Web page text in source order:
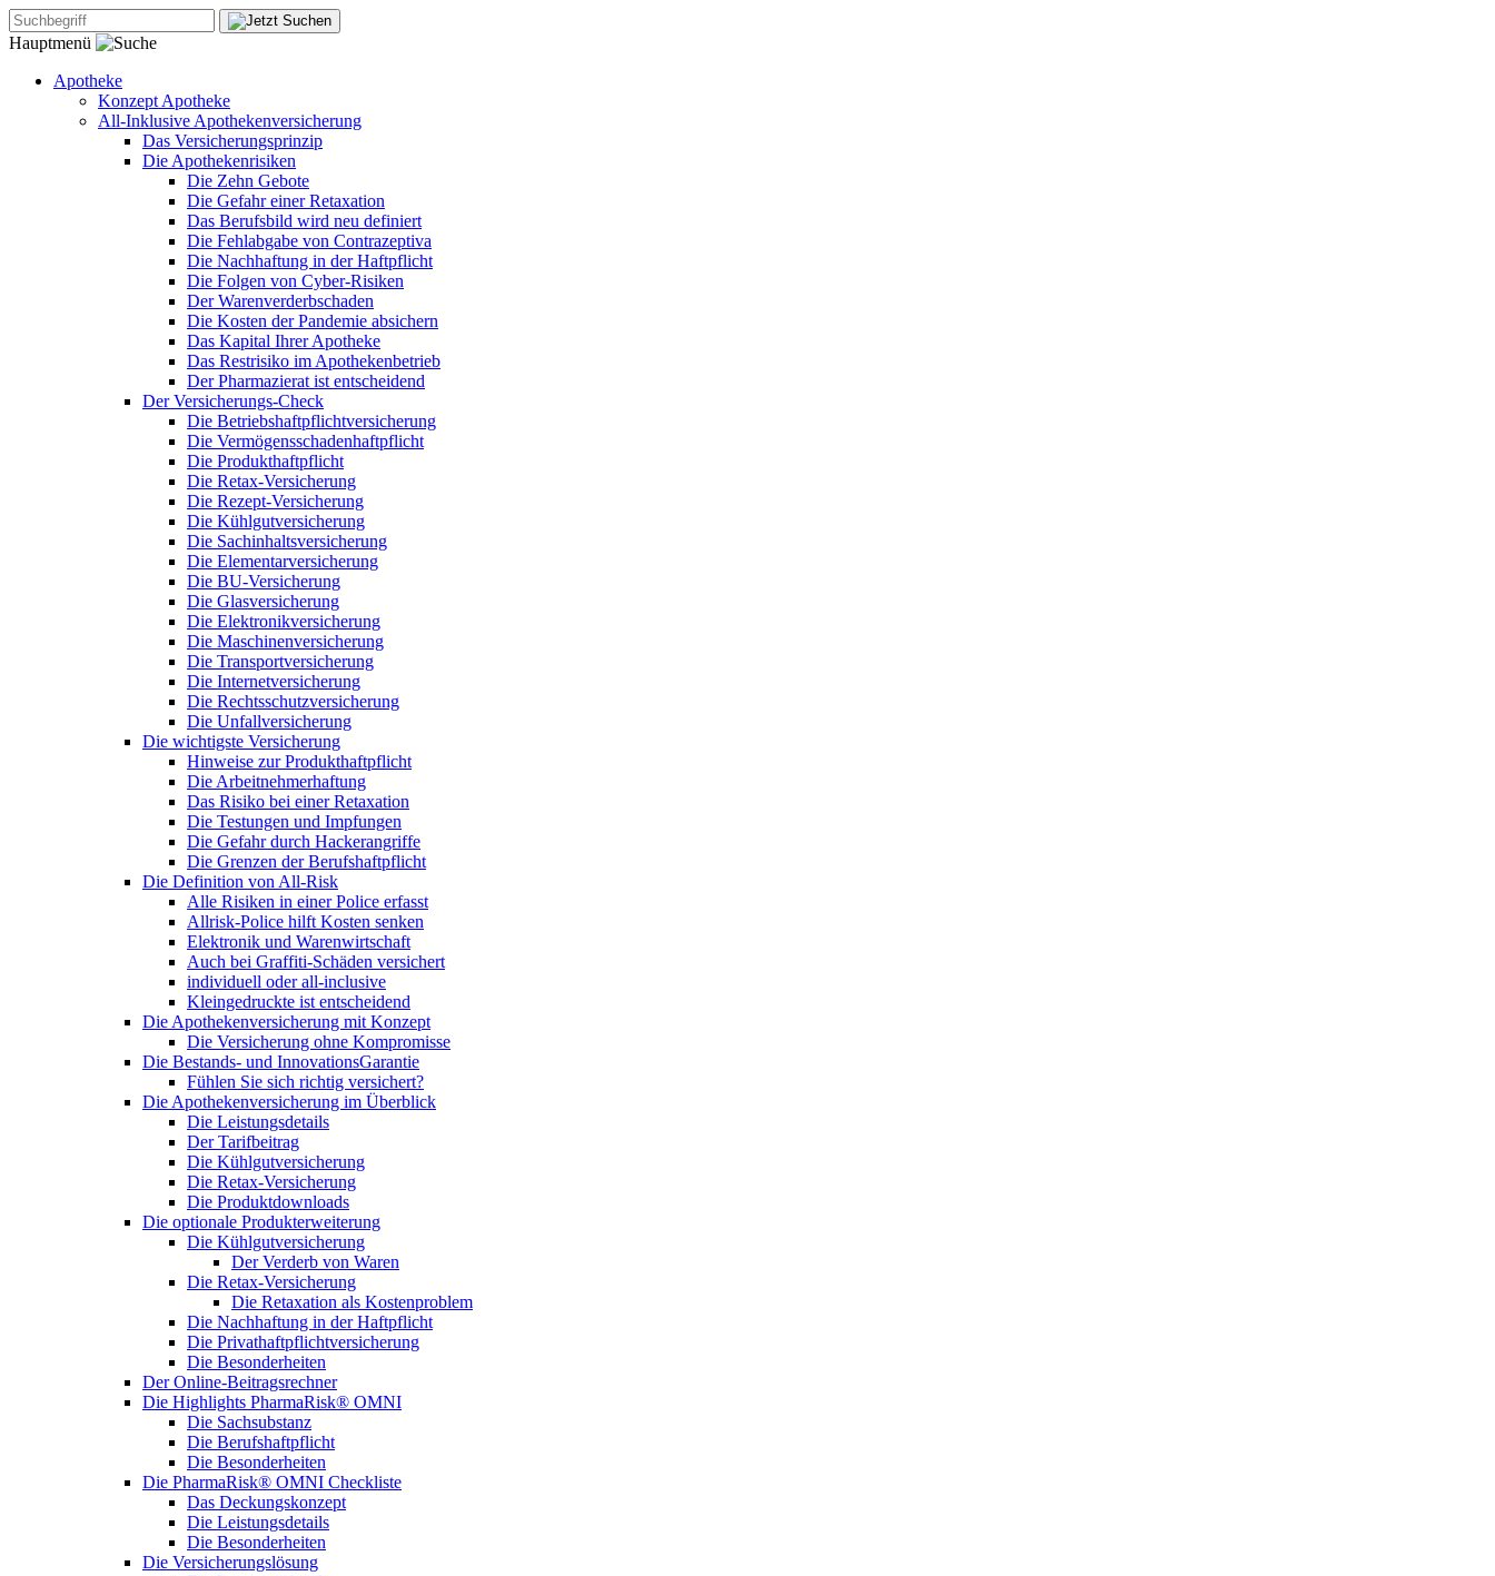
Hauptmenü
Apotheke
Konzept Apotheke
All-Inklusive Apothekenversicherung
Das Versicherungsprinzip
Die Apothekenrisiken
Die Zehn Gebote
Die Gefahr einer Retaxation
Das Berufsbild wird neu definiert
Die Fehlabgabe von Contrazeptiva
Die Nachhaftung in der Haftpflicht
Die Folgen von Cyber-Risiken
Der Warenverderbschaden
Die Kosten der Pandemie absichern
Das Kapital Ihrer Apotheke
Das Restrisiko im Apothekenbetrieb
Der Pharmazierat ist entscheidend
Der Versicherungs-Check
Die Betriebshaftpflichtversicherung
Die Vermögensschadenhaftpflicht
Die Produkthaftpflicht
Die Retax-Versicherung
Die Rezept-Versicherung
Die Kühlgutversicherung
Die Sachinhaltsversicherung
Die Elementarversicherung
Die BU-Versicherung
Die Glasversicherung
Die Elektronikversicherung
Die Maschinenversicherung
Die Transportversicherung
Die Internetversicherung
Die Rechtsschutzversicherung
Die Unfallversicherung
Die wichtigste Versicherung
Hinweise zur Produkthaftpflicht
Die Arbeitnehmerhaftung
Das Risiko bei einer Retaxation
Die Testungen und Impfungen
Die Gefahr durch Hackerangriffe
Die Grenzen der Berufshaftpflicht
Die Definition von All-Risk
Alle Risiken in einer Police erfasst
Allrisk-Police hilft Kosten senken
Elektronik und Warenwirtschaft
Auch bei Graffiti-Schäden versichert
individuell oder all-inclusive
Kleingedruckte ist entscheidend
Die Apothekenversicherung mit Konzept
Die Versicherung ohne Kompromisse
Die Bestands- und InnovationsGarantie
Fühlen Sie sich richtig versichert?
Die Apothekenversicherung im Überblick
Die Leistungsdetails
Der Tarifbeitrag
Die Kühlgutversicherung
Die Retax-Versicherung
Die Produktdownloads
Die optionale Produkterweiterung
Die Kühlgutversicherung
Der Verderb von Waren
Die Retax-Versicherung
Die Retaxation als Kostenproblem
Die Nachhaftung in der Haftpflicht
Die Privathaftpflichtversicherung
Die Besonderheiten
Der Online-Beitragsrechner
Die Highlights PharmaRisk® OMNI
Die Sachsubstanz
Die Berufshaftpflicht
Die Besonderheiten
Die PharmaRisk® OMNI Checkliste
Das Deckungskonzept
Die Leistungsdetails
Die Besonderheiten
Die Versicherungslösung